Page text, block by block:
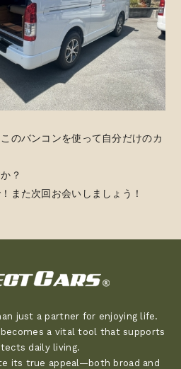
のバンコンを使って自分だけのカ
？
また次回お会いしましょう！
just a partner for enjoying life.
a vital tool that supports
daily living.
its true appeal—both broad and